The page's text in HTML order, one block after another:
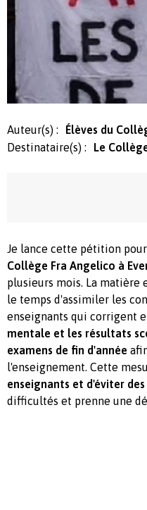
Auteur(s) :
Élèves du
Destinataire(s) :
Le
Je lance cette pétition
Collège Fra Angelico à
plusieurs mois. La matière
le temps d'assimiler les
enseignants qui corrigent
mentale et les résultats
examens de fin d'année
l'enseignement. Cette
enseignants et d'éviter
difficultés et prenne une